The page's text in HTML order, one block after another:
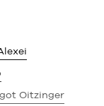
Alexei
Margot Oitzinger